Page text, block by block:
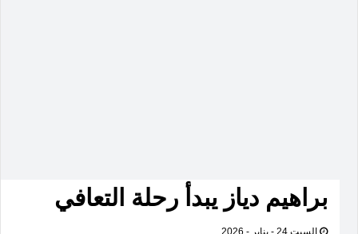
براهيم دياز يبدأ رحلة التعافي
السبت 24 - يناير - 2026